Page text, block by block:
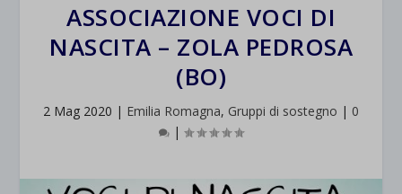
ASSOCIAZIONE VOCI DI
NASCITA – ZOLA PEDROSA
(BO)
2 Mag 2020 | Emilia Romagna, Gruppi di sostegno | 0
|